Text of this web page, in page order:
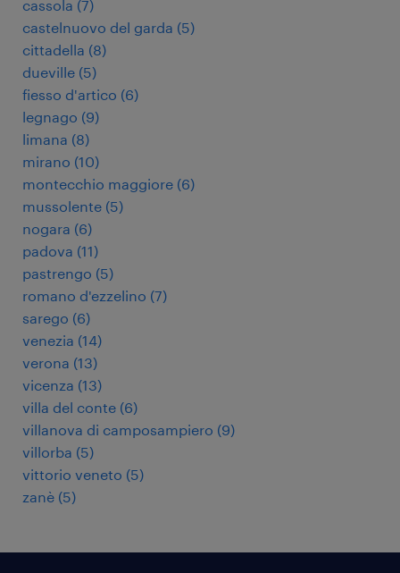
cassola (7)
castelnuovo del garda (5)
cittadella (8)
dueville (5)
fiesso d'artico (6)
legnago (9)
limana (8)
mirano (10)
montecchio maggiore (6)
mussolente (5)
nogara (6)
padova (11)
pastrengo (5)
romano d'ezzelino (7)
sarego (6)
venezia (14)
verona (13)
vicenza (13)
villa del conte (6)
villanova di camposampiero (9)
villorba (5)
vittorio veneto (5)
zanè (5)